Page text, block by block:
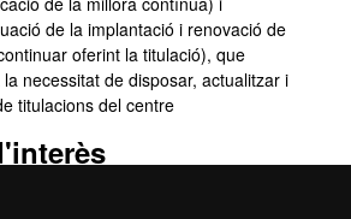
de la implantació i renovació de
oferint la titulació), que
necessitat de disposar, actualitzar i
titulacions del centre